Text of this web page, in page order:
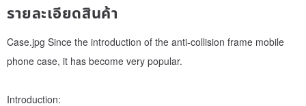
รายละเอียดสินค้า
Case.jpg Since the introduction of the anti-collision frame mobile
phone case, it has become very popular.
Introduction: